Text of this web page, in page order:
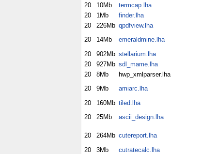
20
10Mb
termcap.lha
20
1Mb
finder.lha
20
226Mb qpdfview.lha
20
14Mb
emeraldmine.lha
20
902Mb stellarium.lha
20
927Mb sdl_mame.lha
20
8Mb
hwp_xmlparser.lha
20
9Mb
amiarc.lha
20
160Mb tiled.lha
20
25Mb ascii_design.lha
20 264Mb cutereport.lha
20
3Mb
cutratecalc.lha